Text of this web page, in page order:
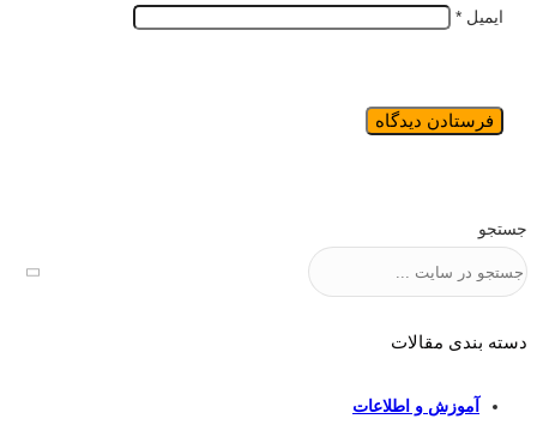
ایمیل *
جستجو
دسته بندی مقالات
آموزش و اطلاعات